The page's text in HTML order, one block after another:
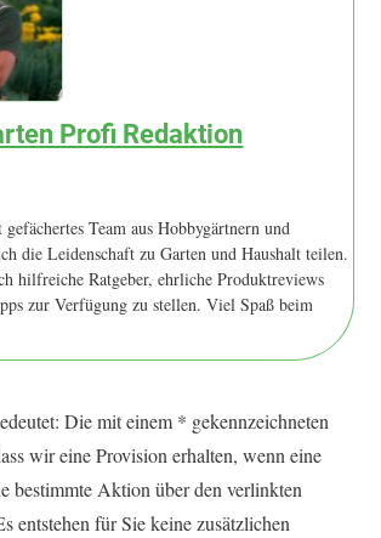
Profi Redaktion
Team aus Hobbygärtnern und
die Leidenschaft zu Garten und Haushalt teilen.
hilfreiche Ratgeber, ehrliche Produktreviews
zur Verfügung zu stellen. Viel Spaß beim
Die mit einem * gekennzeichneten
wir eine Provision erhalten, wenn eine
bestimmte Aktion über den verlinkten
entstehen für Sie keine zusätzlichen